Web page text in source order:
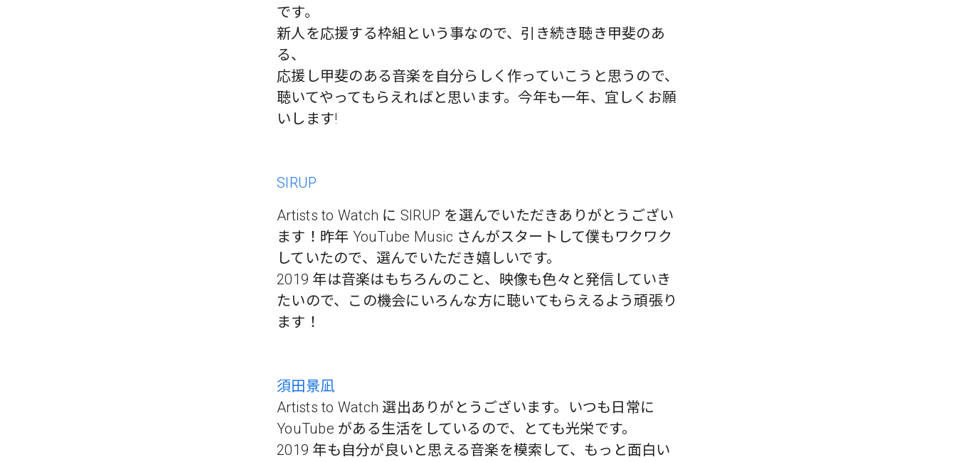
です。
新人を応援する枠組という事なので、引き続き聴き甲斐のあ
る、
応援し甲斐のある音楽を自分らしく作っていこうと思うので、
聴いてやってもらえればと思います。今年も一年、宜しくお願
いします!
SIRUP
Artists to Watch に SIRUP を選んでいただきありがとうござい
ます！昨年 YouTube Music さんがスタートして僕もワクワク
していたので、選んでいただき嬉しいです。
2019 年は音楽はもちろんのこと、映像も色々と発信していき
たいので、この機会にいろんな方に聴いてもらえるよう頑張り
ます！
須田景凪
‪Artists to Watch 選出ありがとうございます。いつも日常に
YouTube がある生活をしているので、とても光栄です。
2019 年も自分が良いと思える音楽を模索して、もっと面白い